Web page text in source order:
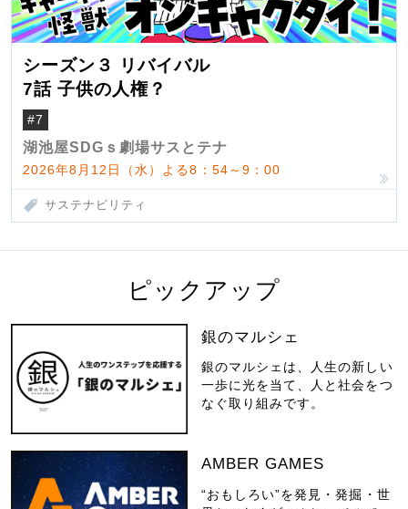
シーズン３ リバイバル
7話 子供の人権？
#7
湖池屋SDGｓ劇場サスとテナ
2026年8月12日（水）よる8：54～9：00
サステナビリティ
ピックアップ
銀のマルシェ
銀のマルシェは、人生の新しい
一歩に光を当て、人と社会をつ
なぐ取り組みです。
AMBER GAMES
“おもしろい”を発見・発掘・世